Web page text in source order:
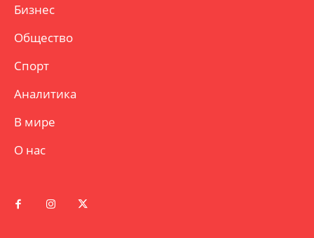
Бизнес
Общество
Спорт
Аналитика
В мире
О нас